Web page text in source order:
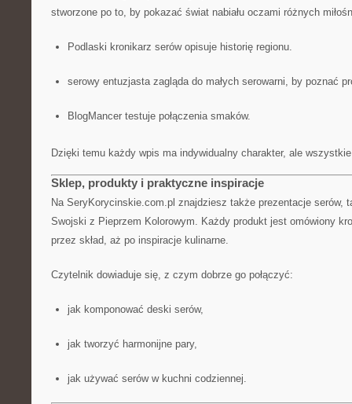
stworzone po to, by pokazać świat nabiału oczami różnych
Podlaski kronikarz serów opisuje historię regionu.
serowy entuzjasta zagląda do małych serowarni, by poznać
BlogMancer testuje połączenia smaków.
Dzięki temu każdy wpis ma indywidualny charakter, ale
Sklep, produkty i praktyczne inspiracje
Na SeryKorycinskie.com.pl znajdziesz także prezentacje serów,
Swojski z Pieprzem Kolorowym. Każdy produkt jest omówiony
przez skład, aż po inspiracje kulinarne.
Czytelnik dowiaduje się, z czym dobrze go połączyć:
jak komponować deski serów,
jak tworzyć harmonijne pary,
jak używać serów w kuchni codziennej.